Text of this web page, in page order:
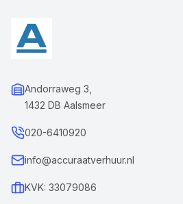
Andorraweg 3,
1432 DB Aalsmeer
020-6410920
info@accuraatverhuur.nl
KVK: 33079086